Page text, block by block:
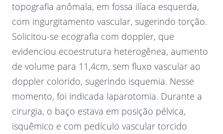
topografia anômala, em fossa ilíaca esquerda,
com ingurgitamento vascular, sugerindo torção.
Solicitou-se ecografia com doppler, que
evidenciou ecoestrutura heterogênea, aumento
de volume para 11,4cm, sem fluxo vascular ao
doppler colorido, sugerindo isquemia. Nesse
momento, foi indicada laparotomia. Durante a
cirurgia, o baço estava em posição pélvica,
isquêmico e com pedículo vascular torcido